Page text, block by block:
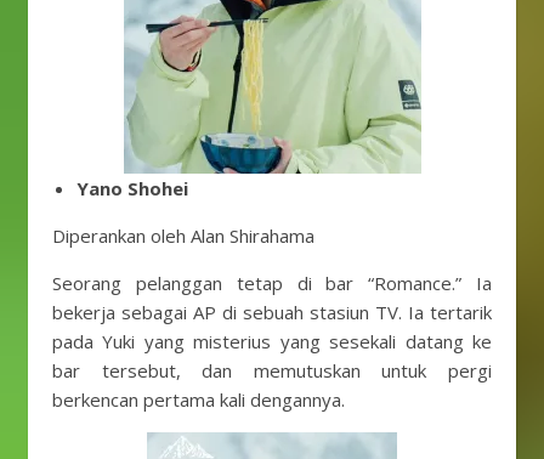
Yano Shohei
Diperankan oleh Alan Shirahama
Seorang pelanggan tetap di bar “Romance.” Ia
bekerja sebagai AP di sebuah stasiun TV. Ia tertarik
pada Yuki yang misterius yang sesekali datang ke
bar tersebut, dan memutuskan untuk pergi
berkencan pertama kali dengannya.